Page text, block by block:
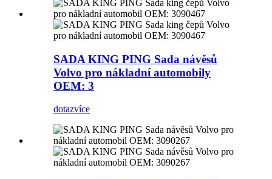
SADA KING PING Sada návěsů
Volvo pro nákladní automobily
OEM: 3
dotazvíce